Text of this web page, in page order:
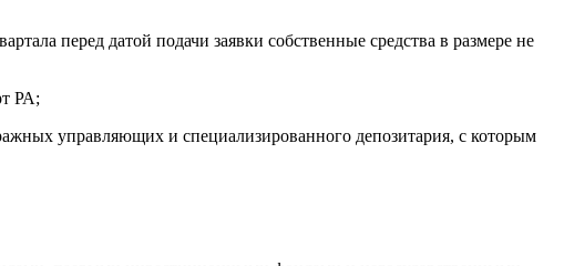
перед датой подачи заявки собственные средства в размере не
РА;
управляющих и специализированного депозитария, с которым